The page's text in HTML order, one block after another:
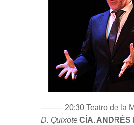
––––– 20:30 Teatro de la
D. Quixote CÍA. ANDRÉS